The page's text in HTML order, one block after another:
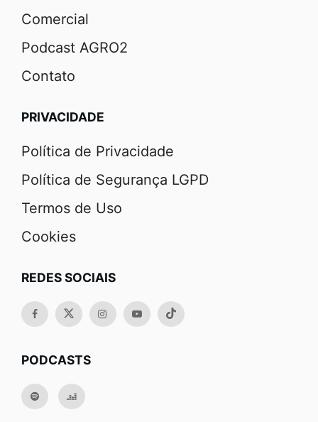
Comercial
Podcast AGRO2
Contato
PRIVACIDADE
Política de Privacidade
Política de Segurança LGPD
Termos de Uso
Cookies
REDES SOCIAIS
PODCASTS